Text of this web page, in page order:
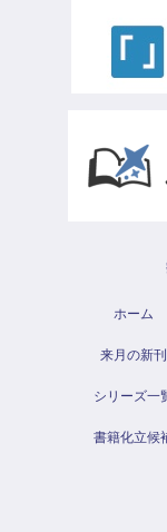
ホーム
来月の新刊
シリーズ一
書籍化立候